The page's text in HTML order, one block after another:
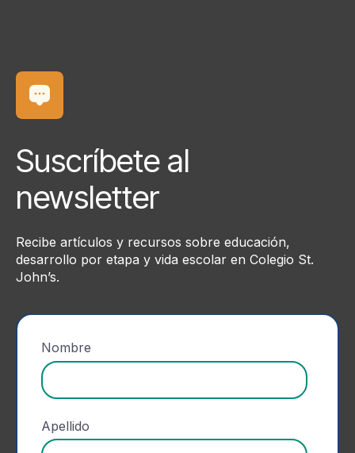
Suscríbete al
newsletter
Recibe artículos y recursos sobre educación,
desarrollo por etapa y vida escolar en Colegio St.
John’s.
Nombre
Apellido